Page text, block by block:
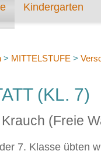
Kindergarten
> MITTELSTUFE >
(KL. 7)
(Freie
7. Klasse übten